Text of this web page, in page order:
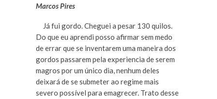
Marcos Pires
Já fui gordo. Cheguei a pesar 130 quilos.
Do que eu aprendi posso afirmar sem medo
de errar que se inventarem uma maneira dos
gordos passarem pela experiencia de serem
magros por um único dia, nenhum deles
deixará de se submeter ao regime mais
severo possível para emagrecer. Trato desse